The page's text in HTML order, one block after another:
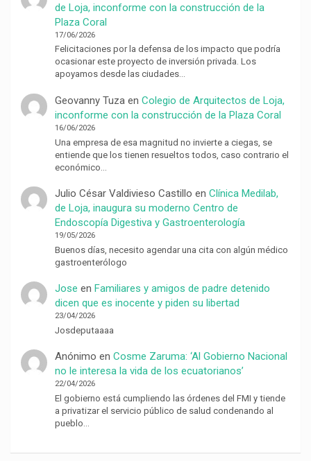
de Loja, inconforme con la construcción de la
Plaza Coral
17/06/2026
Felicitaciones por la defensa de los impacto que podría
ocasionar este proyecto de inversión privada. Los
apoyamos desde las ciudades…
Geovanny Tuzaen Colegio de Arquitectos de Loja,
inconforme con la construcción de la Plaza Coral
16/06/2026
Una empresa de esa magnitud no invierte a ciegas, se
entiende que los tienen resueltos todos, caso contrario el
económico…
Julio César Valdivieso Castillo en Clínica Medilab,
de Loja, inaugura su moderno Centro de
Endoscopía Digestiva y Gastroenterología
19/05/2026
Buenos días, necesito agendar una cita con algún médico
gastroenterólogo
Jose en Familiares y amigos de padre detenido
dicen que es inocente y piden su libertad
23/04/2026
Josdeputaaaa
Anónimo en Cosme Zaruma: ‘Al Gobierno Nacional
no le interesa la vida de los ecuatorianos’
22/04/2026
El gobierno está cumpliendo las órdenes del FMI y tiende
a privatizar el servicio público de salud condenando al
pueblo…